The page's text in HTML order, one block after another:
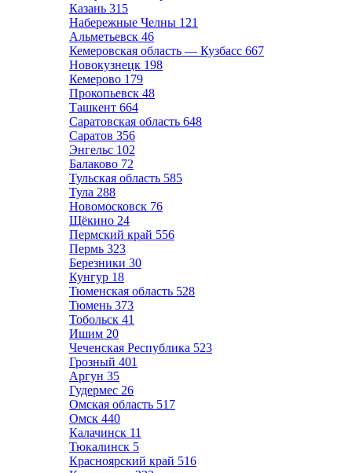
Казань 315
Набережные Челны 121
Альметьевск 46
Кемеровская область — Кузбасс 667
Новокузнецк 198
Кемерово 179
Прокопьевск 48
Ташкент 664
Саратовская область 648
Саратов 356
Энгельс 102
Балаково 72
Тульская область 585
Тула 288
Новомосковск 76
Щёкино 24
Пермский край 556
Пермь 323
Березники 30
Кунгур 18
Тюменская область 528
Тюмень 373
Тобольск 41
Ишим 20
Чеченская Республика 523
Грозный 401
Аргун 35
Гудермес 26
Омская область 517
Омск 440
Калачинск 11
Тюкалинск 5
Красноярский край 516